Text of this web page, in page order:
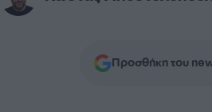
Προσθήκη του